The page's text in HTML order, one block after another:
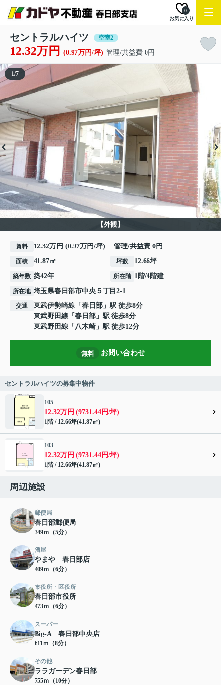
お気に入り
0
セントラルハイツ 空室2
12.32万円 (0.97万円/坪) 管理/共益費 0円
【外観】
1/7
賃料 12.32万円 (0.97万円/坪) 管理/共益費 0円
面積 41.87㎡ 坪数 12.66坪
築年数 築42年 所在階 1階/4階建
所在地 埼玉県春日部市中央 ５丁目2-1
交通 東武伊勢崎線 「 春日部 」駅 徒歩8分
東武野田線 「 春日部 」駅 徒歩8分
東武野田線 「 八木崎 」駅 徒歩12分
無料 お問い合わせ
セントラルハイツの募集中物件
105
12.32万円 (9731.44円/坪)
1階 / 12.66坪(41.87㎡)
103
12.32万円 (9731.44円/坪)
1階 / 12.66坪(41.87㎡)
周辺施設
郵便局
春日部郵便局
349ｍ（5分）
酒屋
やまや 春日部店
409ｍ（6分）
市役所・区役所
春日部市役所
473ｍ（6分）
スーパー
Big-A 春日部中央店
611ｍ（8分）
その他
ララガーデン春日部
755ｍ（10分）